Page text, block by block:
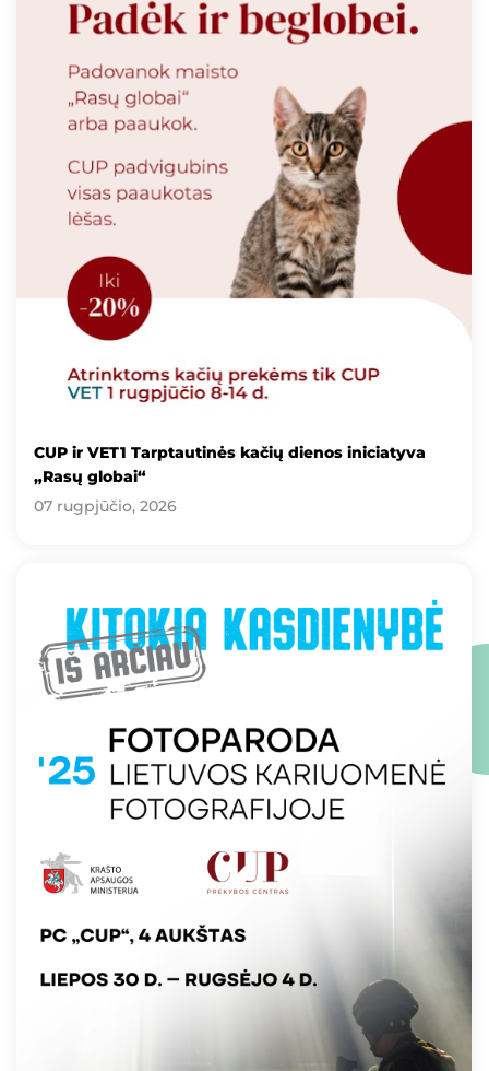
CUP ir VET1 Tarptautinės kačių dienos iniciatyva
„Rasų globai“
07 rugpjūčio, 2026